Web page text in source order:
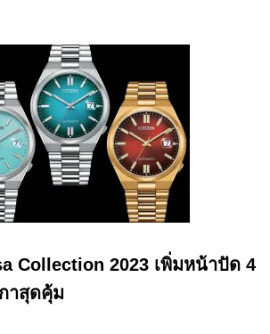
Collection 2023 เพิ่มหน้าปัด 4
าสุดคุ้ม